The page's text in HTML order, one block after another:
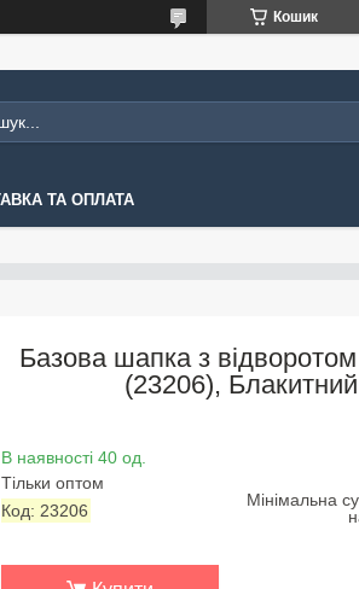
Кошик
ТА ОПЛАТА
Базова шапка з відворотом
(23206), Блакитний
В наявності 40 од.
Тільки оптом
Код: 23206
Мінімальна